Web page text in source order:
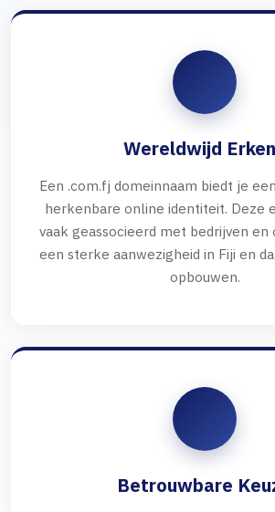
Wereldwijd
Een .com.fj domeinnaam biedt je
herkenbare online identiteit. Deze
vaak geassocieerd met bedrijven en
een sterke aanwezigheid in Fiji en
opbouwen.
Betrouwbare